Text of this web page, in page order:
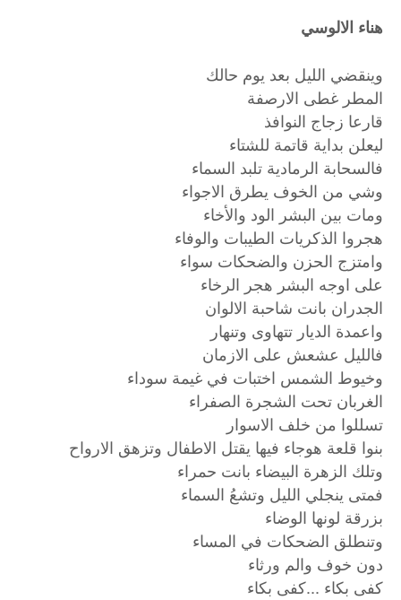
هناء الالوسي
وينقضي الليل بعد يوم حالك
المطر غطى الارصفة
قارعا زجاج النوافذ
ليعلن بداية قاتمة للشتاء
فالسحابة الرمادية تلبد السماء
وشي من الخوف يطرق الاجواء
ومات بين البشر الود والأخاء
هجروا الذكريات الطيبات والوفاء
وامتزج الحزن والضحكات سواء
على اوجه البشر هجر الرخاء
الجدران بانت شاحبة الالوان
واعمدة الديار تتهاوى وتنهار
فالليل عشعش على الازمان
وخيوط الشمس اختبات في غيمة سوداء
الغربان تحت الشجرة الصفراء
تسللوا من خلف الاسوار
بنوا قلعة هوجاء فيها يقتل الاطفال وتزهق الارواح
وتلك الزهرة البيضاء بانت حمراء
فمتى ينجلي الليل وتشعُ السماء
بزرقة لونها الوضاء
وتنطلق الضحكات في المساء
دون خوف والم ورثاء
كفى بكاء ...كفى بكاء